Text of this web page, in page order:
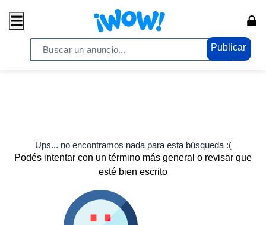
Publicar
Ups... no encontramos nada para esta búsqueda :(
Podés intentar con un término más general o revisar que
esté bien escrito